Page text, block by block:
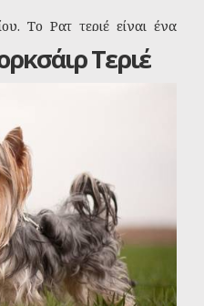
Το Ρατ τεριέ είναι ένα
πολλές φορές για
των αρουραίων,
Τεριέ